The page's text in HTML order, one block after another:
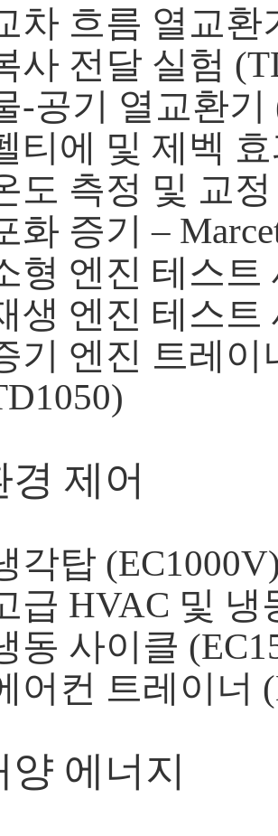
차 흐름 열교환
사 전달 실험
-공기 열교환기
티에 및 제벡
도 측정 및 교
화 증기 –
형 엔진 테스
생 엔진 테스
기 엔진 트레
경 제어
각탑
급 HVAC 및
동 사이클
어컨 트레이너
양 에너지